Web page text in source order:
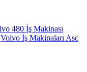
480 İş Makinası
Volvo İş Makinaları Asc